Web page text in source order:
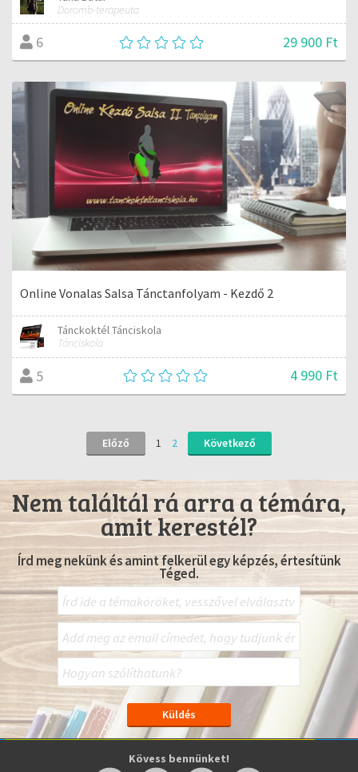
Doromb-terapeuta
6 29 900 Ft
Online Vonalas Salsa Tánctanfolyam - Kezdő 2
Tánckoktél Tánciskola
Tánciskola
5 4 990 Ft
Előző 1 2 Következő
Nem találtál rá arra a témára,
amit kerestél?
Írd meg nekünk és amint felkerül egy képzés, értesítünk
Téged.
Kövess bennünket!